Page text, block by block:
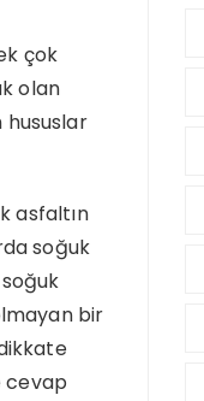
çok
olan
hususlar
asfaltın
soğuk
bir
cevap